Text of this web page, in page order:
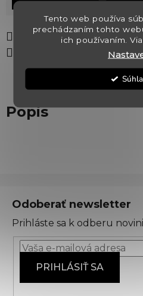
Tento web používa
prechádzaním tohto
ich používaním.
Tlač Opýtať sa
Popis
Odoberať newsletter
Prihláste sa k odberu
PRIHLÁSIŤ SA